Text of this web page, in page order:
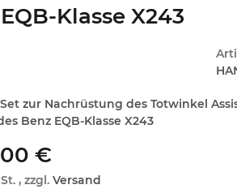
Klasse X243
zur Nachrüstung des Totwinkel
Benz EQB-Klasse X243
€
, zzgl.Versand